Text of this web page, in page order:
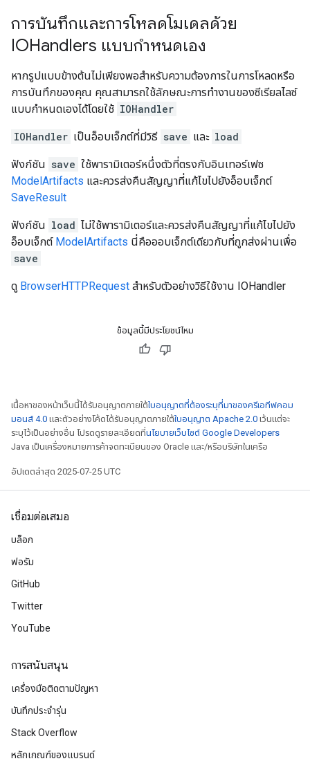
การบันทึกและการโหลดโมเดลด้วย
IOHandlers แบบกำหนดเอง
หากรูปแบบข้างต้นไม่เพียงพอสำหรับความต้องการในการโหลดหรือ
การบันทึกของคุณ คุณสามารถใช้ลักษณะการทำงานของซีเรียลไลซ์
แบบกำหนดเองได้โดยใช้ IOHandler
IOHandler เป็นอ็อบเจ็กต์ที่มีวิธี save และ load
ฟังก์ชัน save ใช้พารามิเตอร์หนึ่งตัวที่ตรงกับอินเทอร์เฟซ
ModelArtifacts และควรส่งคืนสัญญาที่แก้ไขไปยังอ็อบเจ็กต์
SaveResult
ฟังก์ชัน load ไม่ใช้พารามิเตอร์และควรส่งคืนสัญญาที่แก้ไขไปยัง
อ็อบเจ็กต์ ModelArtifacts นี่คือออบเจ็กต์เดียวกับที่ถูกส่งผ่านเพื่อ
save
ดู BrowserHTTPRequest สำหรับตัวอย่างวิธีใช้งาน IOHandler
ข้อมูลนี้มีประโยชน์ไหม
เนื้อหาของหน้าเว็บนี้ได้รับอนุญาตภายใต้ใบอนุญาตที่ต้องระบุที่มาของครีเอทีฟคอม
มอนส์ 4.0 และตัวอย่างโค้ดได้รับอนุญาตภายใต้ใบอนุญาต Apache 2.0 เว้นแต่จะ
ระบุไว้เป็นอย่างอื่น โปรดดูรายละเอียดที่นโยบายเว็บไซต์ Google Developers
Java เป็นเครื่องหมายการค้าจดทะเบียนของ Oracle และ/หรือบริษัทในเครือ
อัปเดตล่าสุด 2025-07-25 UTC
เชื่อมต่อเสมอ
บล็อก
ฟอรัม
GitHub
Twitter
YouTube
การสนับสนุน
เครื่องมือติดตามปัญหา
บันทึกประจำรุ่น
Stack Overflow
หลักเกณฑ์ของแบรนด์